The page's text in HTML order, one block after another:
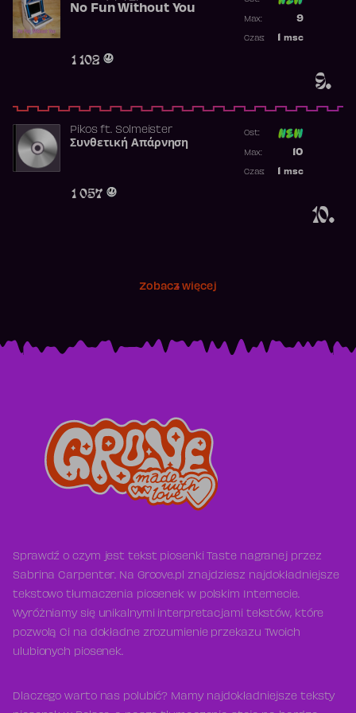
9.
No Fun Without You
1 102
9
Max:
msc
Czas:
10.
Pikosft. Solmeister
Συνθετική Απάρνηση
1 057
Ost:
10
Max:
msc
Czas:
Zobacz więcej
Sprawdź o czym jest tekst piosenki Taste nagranej przez
Sabrina Carpenter. Na Groove.pl znajdziesz najdokładniejsze
tekstowo tłumaczenia piosenek w polskim Internecie.
Wyróżniamy się unikalnymi interpretacjami tekstów, które
pozwolą Ci na dokładne zrozumienie przekazu Twoich
ulubionych piosenek.
Dlaczego warto nas polubić? Mamy najdokładniejsze teksty